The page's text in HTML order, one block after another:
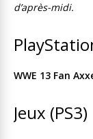
d’après-midi.
WWE 13 Fan
Jeux (PS3)